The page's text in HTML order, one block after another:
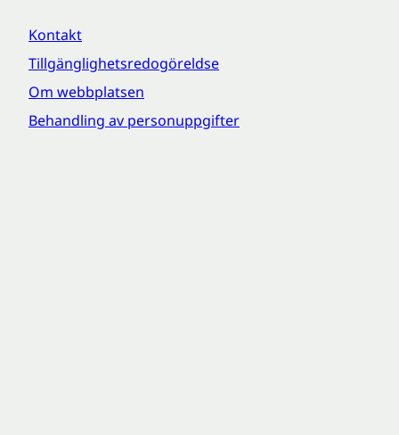
Kontakt
Tillgänglighetsredogöreldse
Om webbplatsen
Behandling av personuppgifter